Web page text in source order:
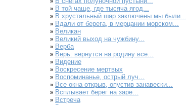
» В той чаще, где тысяча ягод...
» В хрустальный шар заключены мы были...
» Вдали от берега, в мерцании морском...
» Великан
» Великий выход на чужбину...
» Верба
» Верь: вернутся на родину все...
» Видение
» Воскресение мертвых
» Воспоминанье, острый луч...
» Все окна открыв, опустив занавески...
» Всплывает берег на заре...
» Встреча